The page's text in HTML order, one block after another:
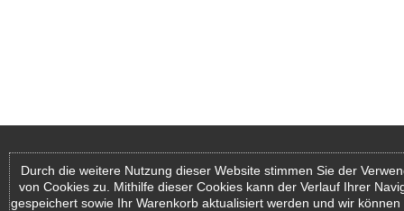
Durch die weitere Nutzung dieser Website stimmen Sie der
von Cookies zu. Mithilfe dieser Cookies kann der Verlauf Ihrer
gespeichert sowie Ihr Warenkorb aktualisiert werden und wir können